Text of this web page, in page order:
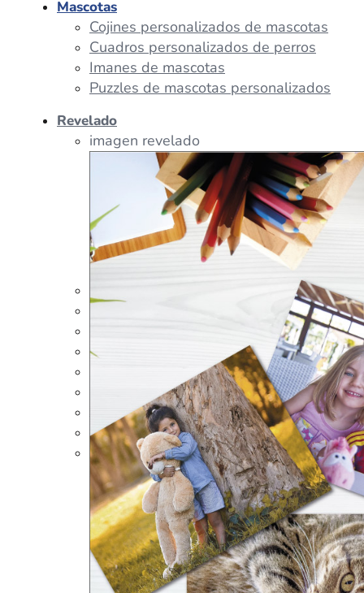
Tazas Personalizadas
Peluches Personalizados
Portalápices Personalizados
Puzles Personalizados
Juegos de Mesa
Alfombrillas Personalizadas
Lámparas LED
Mascotas
Cojines personalizados de mascotas
Cuadros personalizados de perros
Imanes de mascotas
Puzzles de mascotas personalizados
Revelado
imagen revelado